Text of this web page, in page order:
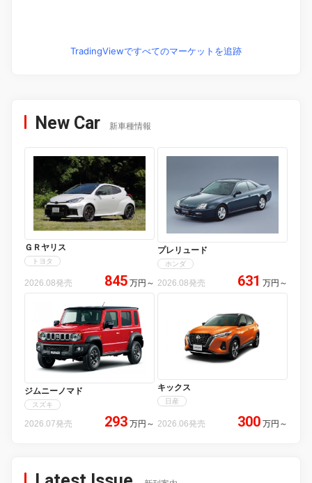
TradingViewですべてのマーケットを追跡
New Car 新車種情報
ＧＲヤリス
トヨタ
2026.08発売 845 万円 ～
プレリュード
ホンダ
2026.08発売 631 万円 ～
ジムニーノマド
スズキ
2026.07発売 293 万円 ～
キックス
日産
2026.06発売 300 万円 ～